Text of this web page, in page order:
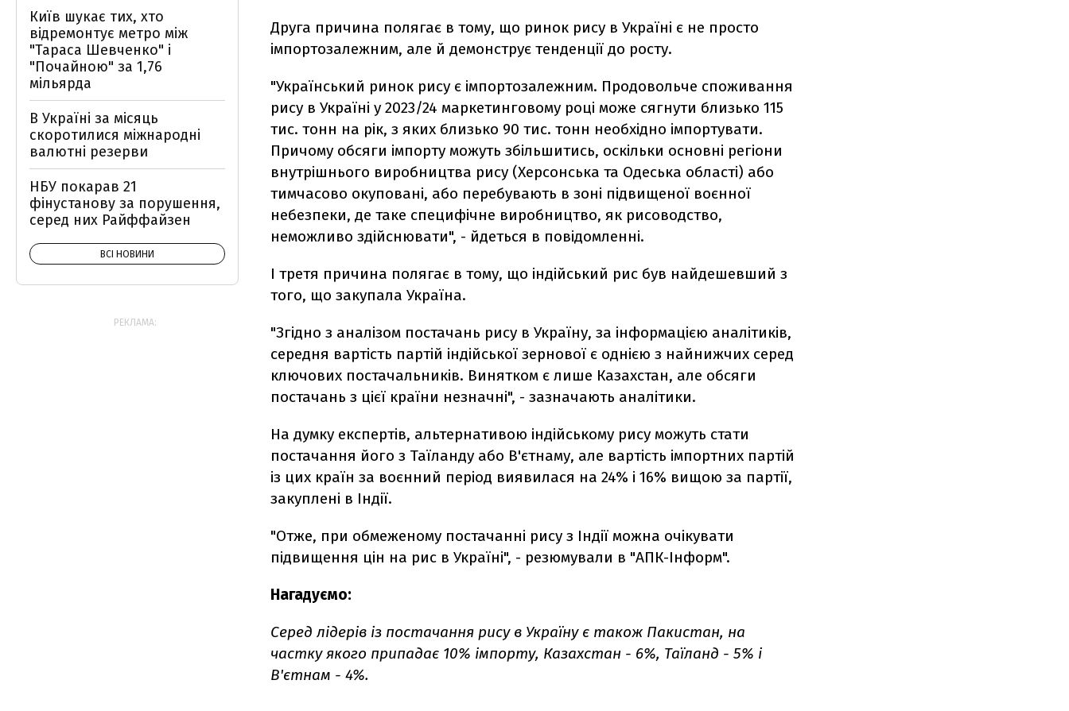
Друга причина полягає в тому, що ринок рису в Україні є не просто
імпортозалежним, але й демонструє тенденції до росту.
"Український ринок рису є імпортозалежним. Продовольче споживання
рису в Україні у 2023/24 маркетинговому році може сягнути близько 115
тис. тонн на рік, з яких близько 90 тис. тонн необхідно імпортувати.
Причому обсяги імпорту можуть збільшитись, оскільки основні регіони
внутрішнього виробництва рису (Херсонська та Одеська області) або
тимчасово окуповані, або перебувають в зоні підвищеної воєнної
небезпеки, де таке специфічне виробництво, як рисоводство,
неможливо здійснювати", - йдеться в повідомленні.
І третя причина полягає в тому, що індійський рис був найдешевший з
того, що закупала Україна.
"Згідно з аналізом постачань рису в Україну, за інформацією аналітиків,
середня вартість партій індійської зернової є однією з найнижчих серед
ключових постачальників. Винятком є лише Казахстан, але обсяги
постачань з цієї країни незначні", - зазначають аналітики.
На думку експертів, альтернативою індійському рису можуть стати
постачання його з Таїланду або В'єтнаму, але вартість імпортних партій
із цих країн за воєнний період виявилася на 24% і 16% вищою за партії,
закуплені в Індії.
"Отже, при обмеженому постачанні рису з Індії можна очікувати
підвищення цін на рис в Україні", - резюмували в "АПК-Інформ".
Нагадуємо:
Серед лідерів із постачання рису в Україну є також Пакистан, на
частку якого припадає 10% імпорту, Казахстан - 6%, Таїланд - 5% і
В'єтнам - 4%.
Київ шукає тих, хто
відремонтує метро між
"Тараса Шевченко" і
"Почайною" за 1,76
мільярда
В Україні за місяць
скоротилися міжнародні
валютні резерви
НБУ покарав 21
фінустанову за порушення,
серед них Райффайзен
ВСІ НОВИНИ
РЕКЛАМА: